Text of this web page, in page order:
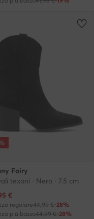
Fairy
texani · Nero · 7.5 cm
attuale
€
regolare44,99 €-28%
più basso44,99 €-28%